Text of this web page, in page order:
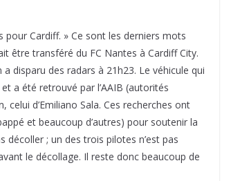
pour Cardiff. » Ce sont les derniers mots
être transféré du FC Nantes à Cardiff City.
disparu des radars à 21h23. Le véhicule qui
a été retrouvé par l’AAIB (autorités
d’Emiliano Sala. Ces recherches ont
et beaucoup d’autres) pour soutenir la
décoller ; un des trois pilotes n’est pas
le décollage. Il reste donc beaucoup de